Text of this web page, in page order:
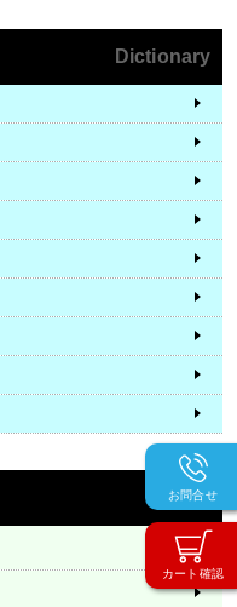
カート確認
お問合せ
Dictionary
Other